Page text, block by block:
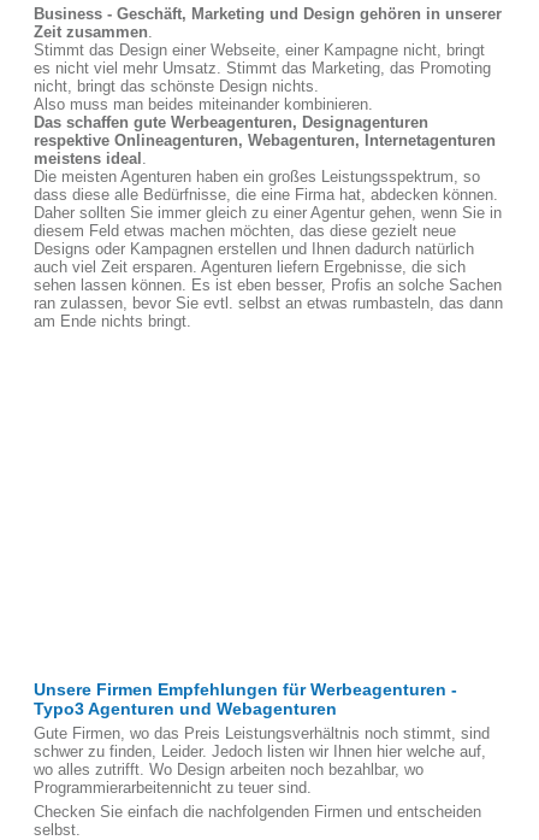
Business - Geschäft, Marketing und Design gehören in unserer
Zeit zusammen.
Stimmt das Design einer Webseite, einer Kampagne nicht, bringt
es nicht viel mehr Umsatz. Stimmt das Marketing, das Promoting
nicht, bringt das schönste Design nichts.
Also muss man beides miteinander kombinieren.
Das schaffen gute Werbeagenturen, Designagenturen
respektive Onlineagenturen, Webagenturen, Internetagenturen
meistens ideal .
Die meisten Agenturen haben ein großes Leistungsspektrum, so
dass diese alle Bedürfnisse, die eine Firma hat, abdecken können.
Daher sollten Sie immer gleich zu einer Agentur gehen, wenn Sie in
diesem Feld etwas machen möchten, das diese gezielt neue
Designs oder Kampagnen erstellen und Ihnen dadurch natürlich
auch viel Zeit ersparen. Agenturen liefern Ergebnisse, die sich
sehen lassen können. Es ist eben besser, Profis an solche Sachen
ran zulassen, bevor Sie evtl. selbst an etwas rumbasteln, das dann
am Ende nichts bringt.
Unsere Firmen Empfehlungen für Werbeagenturen -
Typo3 Agenturen und Webagenturen
Gute Firmen, wo das Preis Leistungsverhältnis noch stimmt, sind
schwer zu finden, Leider. Jedoch listen wir Ihnen hier welche auf,
wo alles zutrifft. Wo Design arbeiten noch bezahlbar, wo
Programmierarbeitennicht zu teuer sind.
Checken Sie einfach die nachfolgenden Firmen und entscheiden
selbst.